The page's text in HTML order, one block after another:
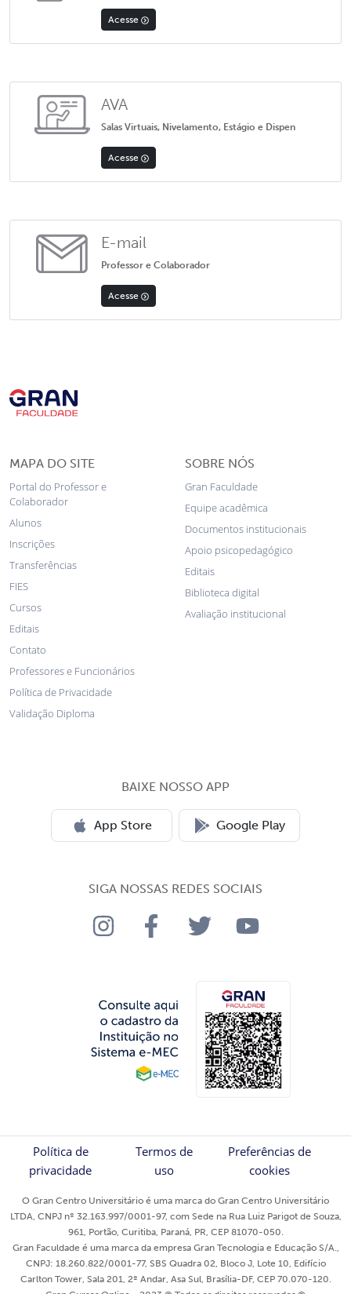
Acesse
AVA
Salas Virtuais, Nivelamento, Estágio e Dispen
Acesse
E-mail
Professor e Colaborador
Acesse
MAPA DO SITE
Portal do Professor e
Colaborador
Alunos
Inscrições
Transferências
FIES
Cursos
Editais
Contato
Professores e Funcionários
Política de Privacidade
Validação Diploma
SOBRE NÓS
Gran Faculdade
Equipe acadêmica
Documentos institucionais
Apoio psicopedagógico
Editais
Biblioteca digital
Avaliação institucional
BAIXE NOSSO APP
App Store Google Play
SIGA NOSSAS REDES SOCIAIS
Política de
privacidade
Termos de
uso
Preferências de
cookies
O Gran Centro Universitário é uma marca do Gran Centro Universitário
LTDA, CNPJ nº 32.163.997/0001-97, com Sede na Rua Luiz Parigot de Souza,
961, Portão, Curitiba, Paraná, PR, CEP 81070-050.
Gran Faculdade é uma marca da empresa Gran Tecnologia e Educação S/A.,
CNPJ: 18.260.822/0001-77, SBS Quadra 02, Bloco J, Lote 10, Edifício
Carlton Tower, Sala 201, 2º Andar, Asa Sul, Brasília-DF, CEP 70.070-120.